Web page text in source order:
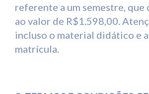
referente a um semestre, que
ao valor de R$1.598,00.
incluso o material didático e
matrícula.